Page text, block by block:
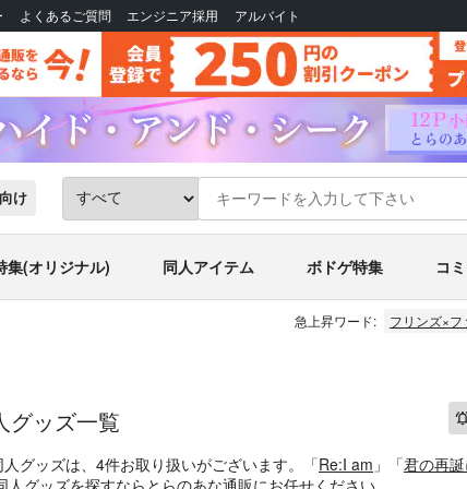
よくあるご質問 エンジニア採用 アルバイト
け
集(オリジナル) 同人アイテム ボドゲ特集 コ
急上昇ワード: フリンズ×フ
グッズ一覧
グッズは、4件お取り扱いがございます。「Re:I am 」「君の再
グッズを探すならとらのあな通販にお任せください。